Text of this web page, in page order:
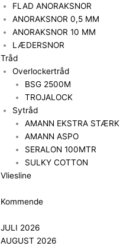
FLAD ANORAKSNOR
ANORAKSNOR 0,5 MM
ANORAKSNOR 10 MM
LÆDERSNOR
Tråd
Overlockertråd
BSG 2500M
TROJALOCK
Sytråd
AMANN EKSTRA STÆRK
AMANN ASPO
SERALON 100MTR
SULKY COTTON
Vliesline
Kommende
JULI 2026
AUGUST 2026